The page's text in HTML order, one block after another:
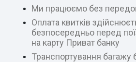
Ми працюємо без
Оплата квитків
безпосередньо перед
на карту Приват банку
Транспортування багажу